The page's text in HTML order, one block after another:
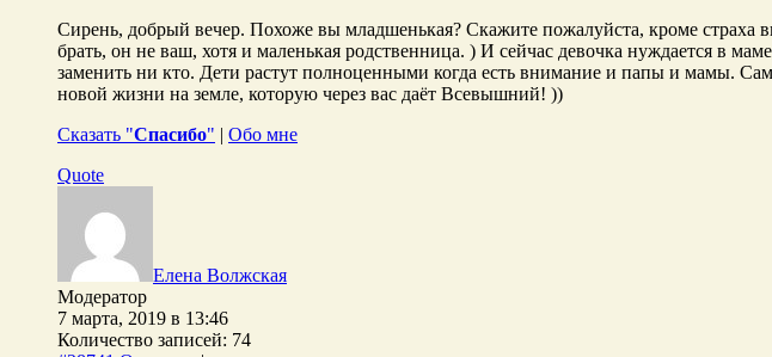
Сирень, добрый вечер. Похоже вы младшенькая? Скажите пожалуйста, кроме страха
брать, он не ваш, хотя и маленькая родственница. ) И сейчас девочка нуждается в
заменить ни кто. Дети растут полноценными когда есть внимание и папы и мамы.
новой жизни на земле, которую через вас даёт Всевышний! ))
Сказать "Спасибо" | Обо мне
Quote
Елена Волжская
Модератор
7 марта, 2019 в 13:46
Количество записей: 74